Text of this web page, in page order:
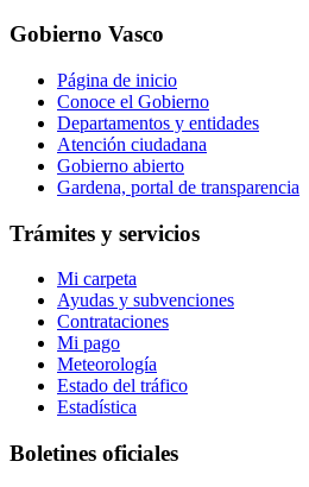
Gobierno Vasco
Página de inicio
Conoce el Gobierno
Departamentos y entidades
Atención ciudadana
Gobierno abierto
Gardena, portal de transparencia
Trámites y servicios
Mi carpeta
Ayudas y subvenciones
Contrataciones
Mi pago
Meteorología
Estado del tráfico
Estadística
Boletines oficiales